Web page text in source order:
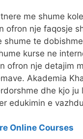
me shume
ofron nje faqosje
shume te
kurse ne
ofron nje detajim
Akademia
dhe kjo ju
edukimin e
Online Courses